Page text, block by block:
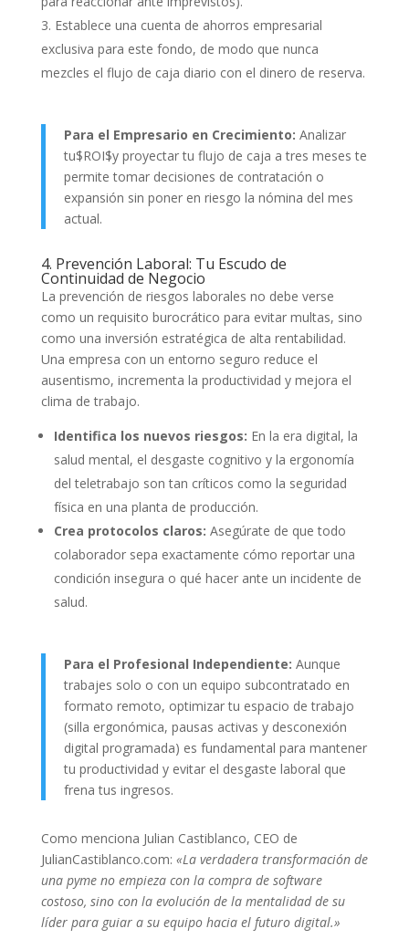
Establece una cuenta de ahorros empresarial
exclusiva para este fondo, de modo que nunca
mezcles el flujo de caja diario con el dinero de reserva.
Para el Empresario en Crecimiento: Analizar
tu$ROI$y proyectar tu flujo de caja a tres meses te
permite tomar decisiones de contratación o
expansión sin poner en riesgo la nómina del mes
actual.
4. Prevención Laboral: Tu Escudo de
Continuidad de Negocio
La prevención de riesgos laborales no debe verse
como un requisito burocrático para evitar multas, sino
como una inversión estratégica de alta rentabilidad.
Una empresa con un entorno seguro reduce el
ausentismo, incrementa la productividad y mejora el
clima de trabajo.
Identifica los nuevos riesgos: En la era digital, la
salud mental, el desgaste cognitivo y la ergonomía
del teletrabajo son tan críticos como la seguridad
física en una planta de producción.
Crea protocolos claros: Asegúrate de que todo
colaborador sepa exactamente cómo reportar una
condición insegura o qué hacer ante un incidente de
salud.
Para el Profesional Independiente: Aunque
trabajes solo o con un equipo subcontratado en
formato remoto, optimizar tu espacio de trabajo
(silla ergonómica, pausas activas y desconexión
digital programada) es fundamental para mantener
tu productividad y evitar el desgaste laboral que
frena tus ingresos.
Como menciona Julian Castiblanco, CEO de
JulianCastiblanco.com: «La verdadera transformación de
una pyme no empieza con la compra de software
costoso, sino con la evolución de la mentalidad de su
líder para guiar a su equipo hacia el futuro digital.»